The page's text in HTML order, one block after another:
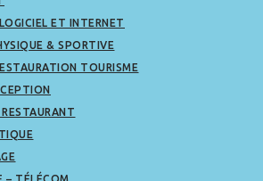
ET INTERNET
& SPORTIVE
TOURISME